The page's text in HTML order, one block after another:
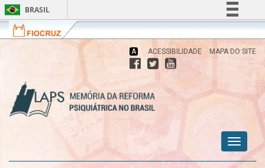
BRASIL
Simplifique!
Comunica BR
Participe
Acesso à informação
Legislação
Fiocruz
Fale
com
a
A ACESSIBILIDADE MAPA DO SITE
Memória da Reforma Psiquiátrica no
Brasil
Toggle
menu
celular
menu
celular
menu
celular